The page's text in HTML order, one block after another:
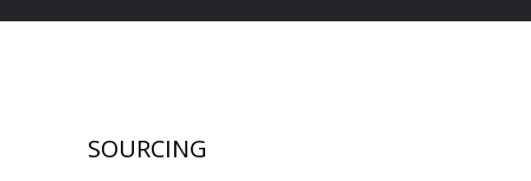
SOURCING